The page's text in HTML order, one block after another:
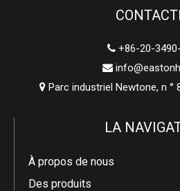
+86-20-

 Parc industriel Newtone, n °
LA
À propos de nous
Des produits